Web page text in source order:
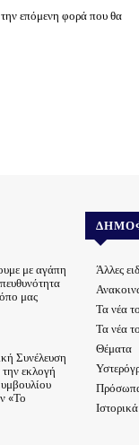
επόμενη φορά που θα
με αγάπη
μας
Συνέλευση
την εκλογή
«Το
Άλλες
Τα νέα
Τα νέα
Θέματα
Πρόσωπα